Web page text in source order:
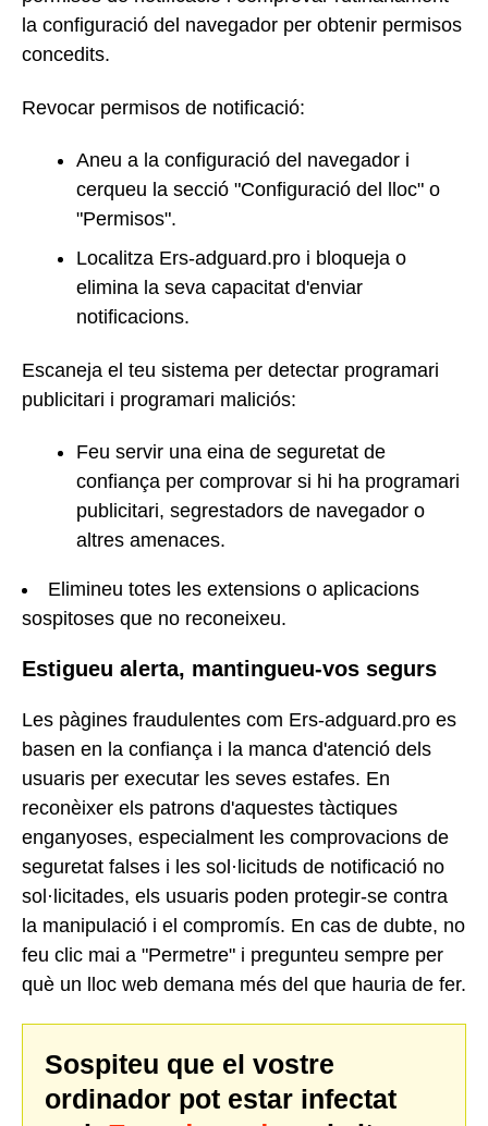
la configuració del navegador per obtenir permisos
concedits.
Revocar permisos de notificació:
Aneu a la configuració del navegador i
cerqueu la secció "Configuració del lloc" o
"Permisos".
Localitza Ers-adguard.pro i bloqueja o
elimina la seva capacitat d'enviar
notificacions.
Escaneja el teu sistema per detectar programari
publicitari i programari maliciós:
Feu servir una eina de seguretat de
confiança per comprovar si hi ha programari
publicitari, segrestadors de navegador o
altres amenaces.
Elimineu totes les extensions o aplicacions
sospitoses que no reconeixeu.
Estigueu alerta, mantingueu-vos segurs
Les pàgines fraudulentes com Ers-adguard.pro es
basen en la confiança i la manca d'atenció dels
usuaris per executar les seves estafes. En
reconèixer els patrons d'aquestes tàctiques
enganyoses, especialment les comprovacions de
seguretat falses i les sol·licituds de notificació no
sol·licitades, els usuaris poden protegir-se contra
la manipulació i el compromís. En cas de dubte, no
feu clic mai a "Permetre" i pregunteu sempre per
què un lloc web demana més del que hauria de fer.
Sospiteu que el vostre
ordinador pot estar infectat